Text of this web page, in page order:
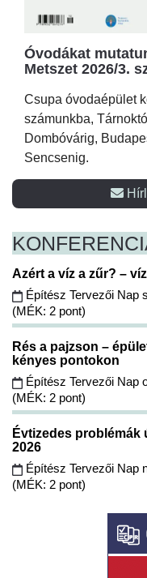
Óvodákat
Metszet 2026/3.
Csupa óvodaépület
számunkba, Tárnoktól
Dombóvárig,
Sencsenig.
Azért a víz a zűr? –
Építész Tervezői Nap
(MÉK: 2 pont)
Rés a pajzson –
kényes pontokon
Építész Tervezői Nap
(MÉK: 2 pont)
Évtizedes problémák
2026
Építész Tervezői Nap
(MÉK: 2 pont)